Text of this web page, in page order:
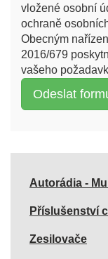
vložené osobní
ochraně
Obecným
2016/679
vašeho
Autorádia -
Příslušenství
Zesilovače